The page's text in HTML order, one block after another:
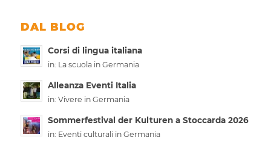
DAL BLOG
Corsi di lingua italiana
in: La scuola in Germania
Alleanza Eventi Italia
in: Vivere in Germania
Sommerfestival der Kulturen a Stoccarda 2026
in: Eventi culturali in Germania